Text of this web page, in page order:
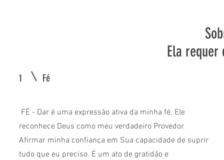
Ela requer
1 Fé
FÉ - Dar é uma expressão ativa da minha fé. Ele
reconhece Deus como meu verdadeiro Provedor.
Afirmar minha confiança em Sua capacidade de suprir
tudo que eu preciso. É um ato de gratidão e